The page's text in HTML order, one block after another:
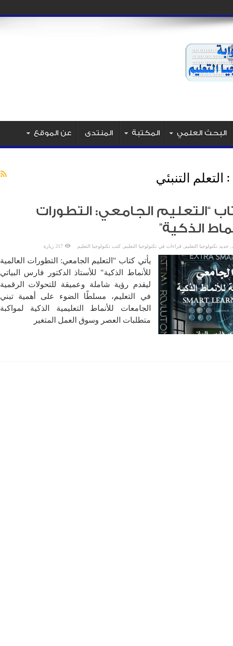
هل نصمم الخبرا
البحث العلمي المكتبة المنتدى عن الموقع
التعلم التنبئي
“التعليم الجامعي: التطورات
الذكية”
,جديد تكنولوجيا التعليم قراءات في تكنولوجيا التعليم ,كتب تكنولوجيا التعليم 217 زيارة
يأتي كتاب "التعليم الجامعي: التطورات العالمية
للأنماط الذكية" للأستاذ الدكتور فارس البياتي
ليقدم رؤية شاملة وعميقة للتحولات الرقمية
في التعليم، مسلطًا الضوء على أهمية تبني
الجامعات للأنماط التعليمية الذكية لمواكبة
متطلبات العصر وسوق العمل المتغير